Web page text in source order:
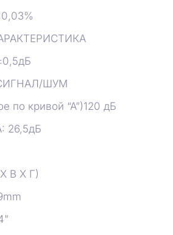
ШУМ
по кривой “А”)120 дБ
26,5дБ
В Х Г)